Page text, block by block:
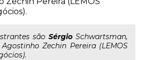
são Sérgio Schwartsman,
Zechin Pereira (LEMOS